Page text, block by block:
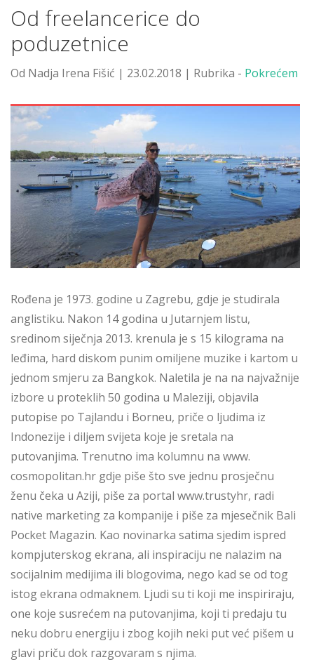
Od freelancerice do
poduzetnice
Od Nadja Irena Fišić | 23.02.2018 | Rubrika - Pokrećem
Rođena je 1973. godine u Zagrebu, gdje je studirala
anglistiku. Nakon 14 godina u Jutarnjem listu,
sredinom siječnja 2013. krenula je s 15 kilograma na
leđima, hard diskom punim omiljene muzike i kartom u
jednom smjeru za Bangkok. Naletila je na na najvažnije
izbore u proteklih 50 godina u Maleziji, objavila
putopise po Tajlandu i Borneu, priče o ljudima iz
Indonezije i diljem svijeta koje je sretala na
putovanjima. Trenutno ima kolumnu na www.
cosmopolitan.hr gdje piše što sve jednu prosječnu
ženu čeka u Aziji, piše za portal www.trustyhr, radi
native marketing za kompanije i piše za mjesečnik Bali
Pocket Magazin. Kao novinarka satima sjedim ispred
kompjuterskog ekrana, ali inspiraciju ne nalazim na
socijalnim medijima ili blogovima, nego kad se od tog
istog ekrana odmaknem. Ljudi su ti koji me inspiriraju,
one koje susrećem na putovanjima, koji ti predaju tu
neku dobru energiju i zbog kojih neki put već pišem u
glavi priču dok razgovaram s njima.